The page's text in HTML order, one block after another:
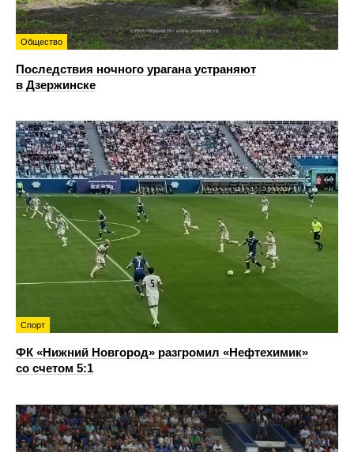
Общество
Последствия ночного урагана устраняют
в Дзержинске
Спорт
ФК «Нижний Новгород» разгромил «Нефтехимик»
со счетом 5:1